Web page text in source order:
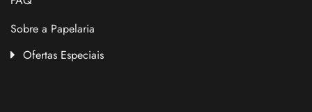
Sobre a Papelaria
Ofertas Especiais